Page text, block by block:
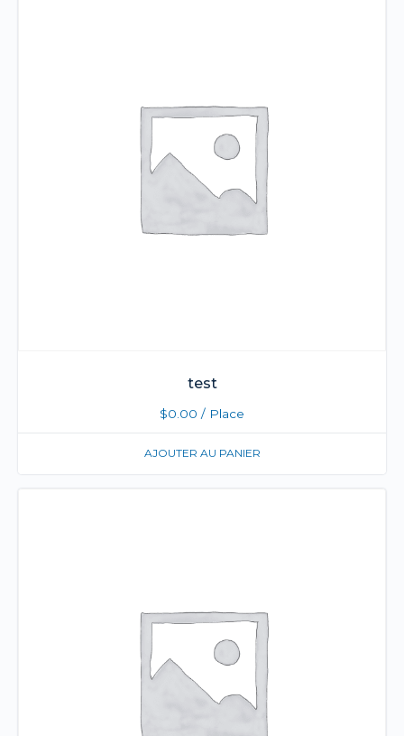
test
$0.00 / Place
AJOUTER AU PANIER